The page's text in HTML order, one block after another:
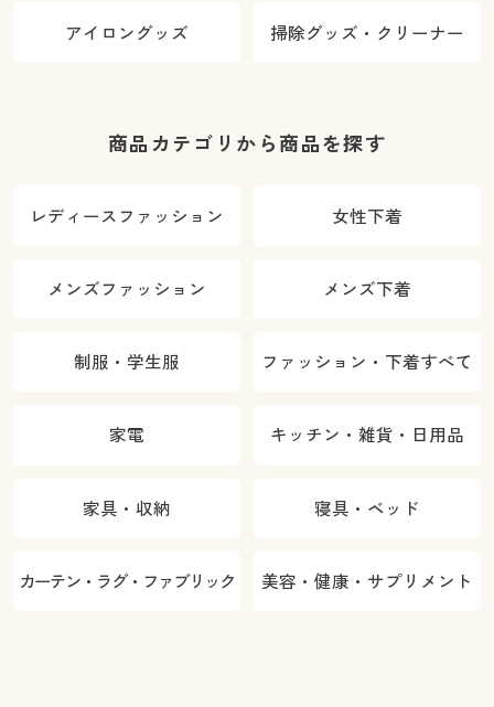
アイロングッズ 掃除グッズ・クリーナー
商品カテゴリから商品を探す
レディースファッション 女性下着
メンズファッション メンズ下着
制服・学生服 ファッション・下着すべて
家電 キッチン・雑貨・日用品
家具・収納 寝具・ベッド
カーテン・ラグ・ファブリック 美容・健康・サプリメント